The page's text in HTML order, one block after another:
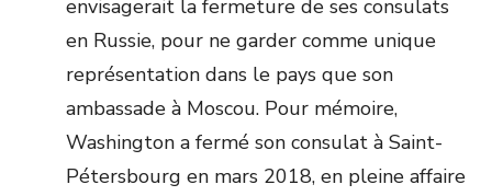
envisagerait la fermeture de ses consulats
en Russie, pour ne garder comme unique
représentation dans le pays que son
ambassade à Moscou. Pour mémoire,
Washington a fermé son consulat à Saint-
Pétersbourg en mars 2018, en pleine affaire